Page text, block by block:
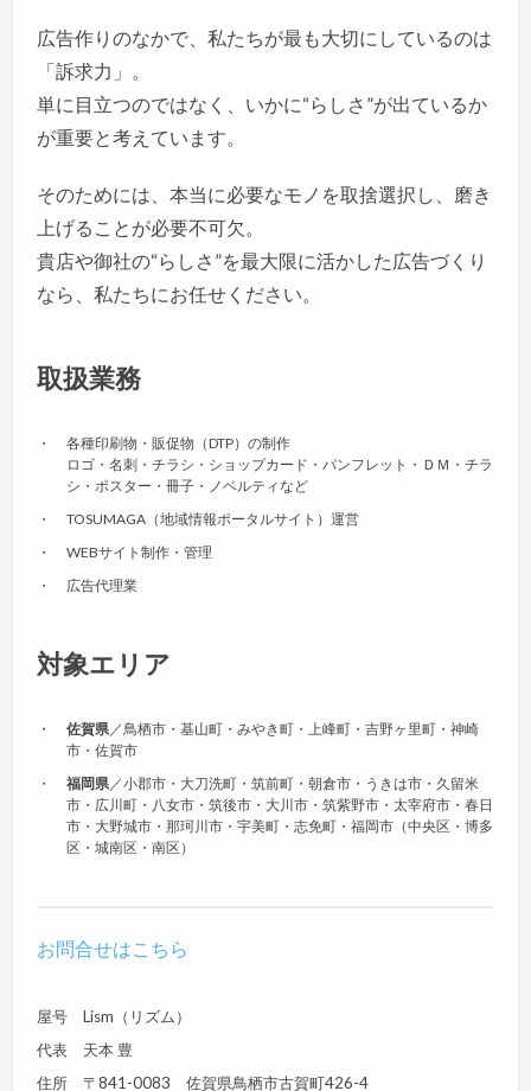
広告作りのなかで、私たちが最も大切にしているのは
「訴求力」。
単に目立つのではなく、いかに“らしさ”が出ているか
が重要と考えています。
そのためには、本当に必要なモノを取捨選択し、磨き
上げることが必要不可欠。
貴店や御社の“らしさ”を最大限に活かした広告づくり
なら、私たちにお任せください。
取扱業務
各種印刷物・販促物（DTP）の制作
ロゴ・名刺・チラシ・ショップカード・パンフレット・ＤＭ・チラ
シ・ポスター・冊子・ノベルティなど
TOSUMAGA（地域情報ポータルサイト）運営
WEBサイト制作・管理
広告代理業
対象エリア
佐賀県 ／鳥栖市・基山町・みやき町・上峰町・吉野ヶ里町・神崎
市・佐賀市
福岡県 ／小郡市・大刀洗町・筑前町・朝倉市・うきは市・久留米
市・広川町・八女市・筑後市・大川市・筑紫野市・太宰府市・春日
市・大野城市・那珂川市・宇美町・志免町・福岡市（中央区・博多
区・城南区・南区）
お問合せはこちら
屋号 Lism（リズム）
代表 天本 豊
住所 〒841-0083 佐賀県鳥栖市古賀町426-4